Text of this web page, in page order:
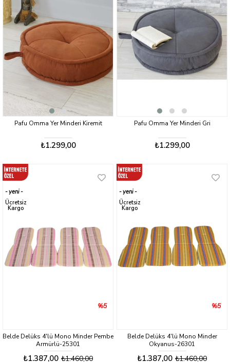
Pafu Omma Yer Minderi Kiremit
₺1.299,00
Pafu Omma Yer Minderi Gri
₺1.299,00
Belde Delüks 4'lü Mono Minder Pembe
Armürlü-25301
₺1.387,00 ₺1.460,00
%5
yeni
ürün
Ücretsiz
Kargo
Belde Delüks 4'lü Mono Minder
Okyanus-26301
₺1.387,00 ₺1.460,00
%5
yeni
ürün
Ücretsiz
Kargo